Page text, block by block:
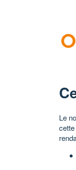
Le